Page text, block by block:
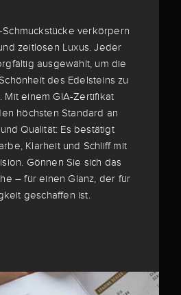
verkörpern
zeitlosen Luxus. Jeder
ausgewählt, um die
des Edelsteins zu
Mit einem GIA-Zertifikat
höchsten Standard an
Qualität: Es bestätigt
Klarheit und Schliff mit
Gönnen Sie sich das
– für einen Glanz, der für
geschaffen ist.